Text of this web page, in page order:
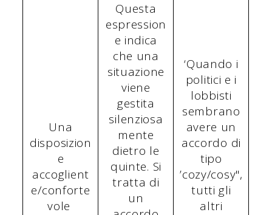
Una
disposizion
e
accoglient
e/conforte
vole
Questa
espression
e indica
che una
situazione
viene
gestita
silenziosa
mente
dietro le
quinte. Si
tratta di
un
‘Quando i
politici e i
lobbisti
sembrano
avere un
accordo di
tipo
’cozy/cosy",
tutti gli
altri